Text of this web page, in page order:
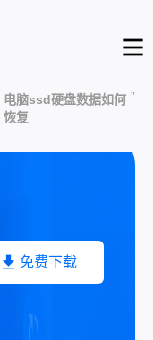
电脑ssd硬盘数据如何
恢复
”
免费下载